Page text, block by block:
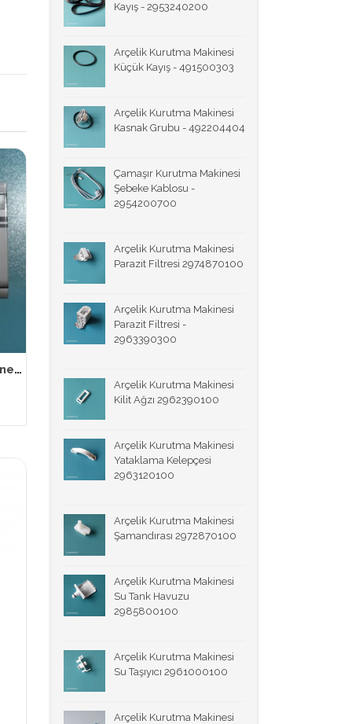
Ruby Çamaşır ve Bulaşık Makinesi Temizleme Tozu 40 gr.
Kayış - 2953240200
Arçelik Kurutma Makinesi
Küçük Kayış - 491500303
Arçelik Kurutma Makinesi
Kasnak Grubu - 492204404
Çamaşır Kurutma Makinesi
Şebeke Kablosu -
2954200700
Arçelik Kurutma Makinesi
Parazit Filtresi 2974870100
Arçelik Kurutma Makinesi
Parazit Filtresi -
2963390300
Arçelik Kurutma Makinesi
Kilit Ağzı 2962390100
Arçelik Kurutma Makinesi
Yataklama Kelepçesi
2963120100
Arçelik Kurutma Makinesi
Şamandırası 2972870100
Arçelik Kurutma Makinesi
Su Tank Havuzu
2985800100
Arçelik Kurutma Makinesi
Su Taşıyıcı 2961000100
Arçelik Kurutma Makinesi